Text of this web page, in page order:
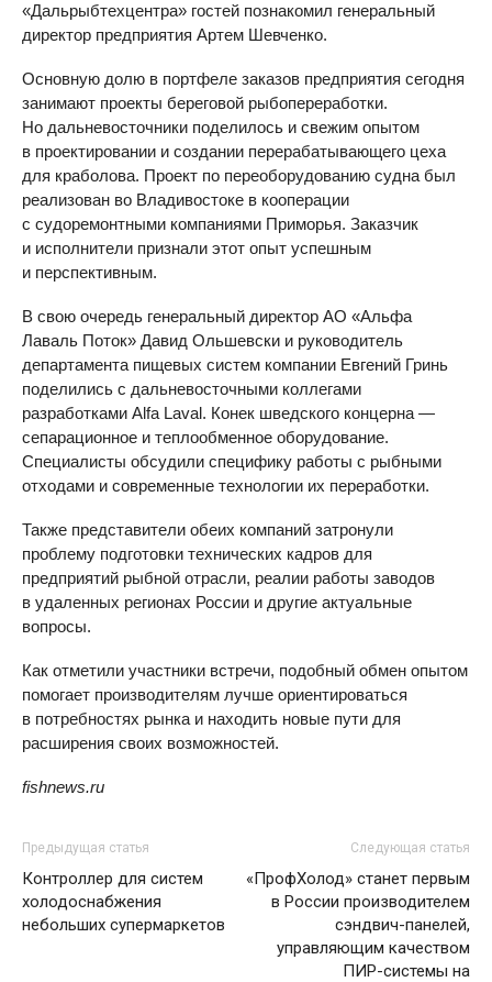
«Дальрыбтехцентра» гостей познакомил генеральный
директор предприятия Артем Шевченко.
Основную долю в портфеле заказов предприятия сегодня
занимают проекты береговой рыбопереработки.
Но дальневосточники поделилось и свежим опытом
в проектировании и создании перерабатывающего цеха
для краболова. Проект по переоборудованию судна был
реализован во Владивостоке в кооперации
с судоремонтными компаниями Приморья. Заказчик
и исполнители признали этот опыт успешным
и перспективным.
В свою очередь генеральный директор АО «Альфа
Лаваль Поток» Давид Ольшевски и руководитель
департамента пищевых систем компании Евгений Гринь
поделились с дальневосточными коллегами
разработками Alfa Laval. Конек шведского концерна —
сепарационное и теплообменное оборудование.
Специалисты обсудили специфику работы с рыбными
отходами и современные технологии их переработки.
Также представители обеих компаний затронули
проблему подготовки технических кадров для
предприятий рыбной отрасли, реалии работы заводов
в удаленных регионах России и другие актуальные
вопросы.
Как отметили участники встречи, подобный обмен опытом
помогает производителям лучше ориентироваться
в потребностях рынка и находить новые пути для
расширения своих возможностей.
fishnews.ru
Предыдущая статья
Контроллер для систем
холодоснабжения
небольших супермаркетов
Следующая статья
«ПрофХолод» станет первым
в России производителем
сэндвич-панелей,
управляющим качеством
ПИР-системы на